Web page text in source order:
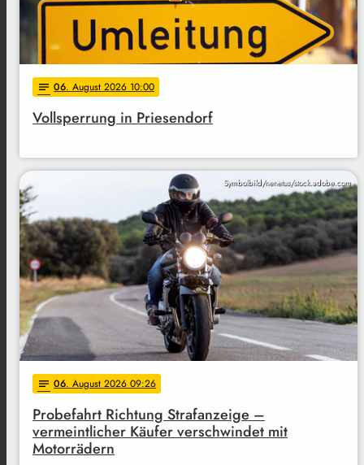
notes 06. August 2026 10:00
Vollsperrung in Priesendorf
Symbolbild/nenetus/stock.adobe.com
notes 06. August 2026 09:26
Probefahrt Richtung Strafanzeige –
vermeintlicher Käufer verschwindet mit
Motorrädern